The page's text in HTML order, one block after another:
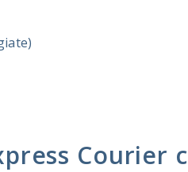
Courier